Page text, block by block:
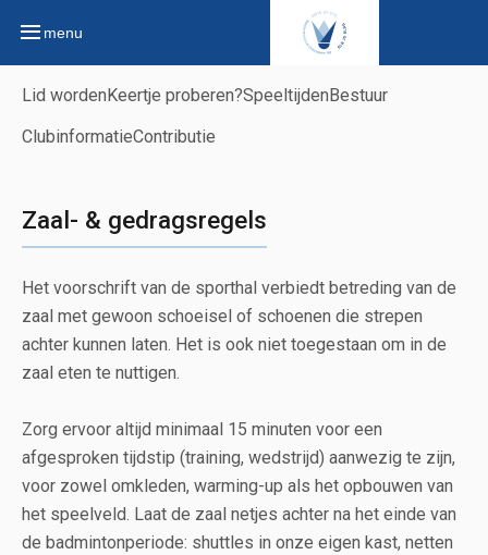
menu
Lid worden Keertje proberen?Speeltijden Bestuur
ClubinformatieContributie
Zaal- & gedragsregels
Het voorschrift van de sporthal verbiedt betreding van de
zaal met gewoon schoeisel of schoenen die strepen
achter kunnen laten. Het is ook niet toegestaan om in de
zaal eten te nuttigen.
Zorg ervoor altijd minimaal 15 minuten voor een
afgesproken tijdstip (training, wedstrijd) aanwezig te zijn,
voor zowel omkleden, warming-up als het opbouwen van
het speelveld. Laat de zaal netjes achter na het einde van
de badmintonperiode: shuttles in onze eigen kast, netten